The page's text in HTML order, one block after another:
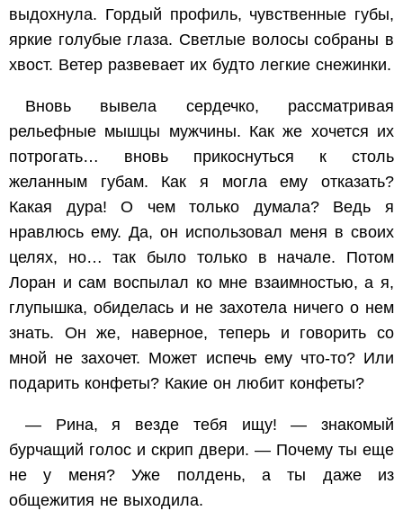
выдохнула. Гордый профиль, чувственные губы,
яркие голубые глаза. Светлые волосы собраны в
хвост. Ветер развевает их будто легкие снежинки.
Вновь вывела сердечко, рассматривая
рельефные мышцы мужчины. Как же хочется их
потрогать… вновь прикоснуться к столь
желанным губам. Как я могла ему отказать?
Какая дура! О чем только думала? Ведь я
нравлюсь ему. Да, он использовал меня в своих
целях, но… так было только в начале. Потом
Лоран и сам воспылал ко мне взаимностью, а я,
глупышка, обиделась и не захотела ничего о нем
знать. Он же, наверное, теперь и говорить со
мной не захочет. Может испечь ему что-то? Или
подарить конфеты? Какие он любит конфеты?
— Рина, я везде тебя ищу! — знакомый
бурчащий голос и скрип двери. — Почему ты еще
не у меня? Уже полдень, а ты даже из
общежития не выходила.